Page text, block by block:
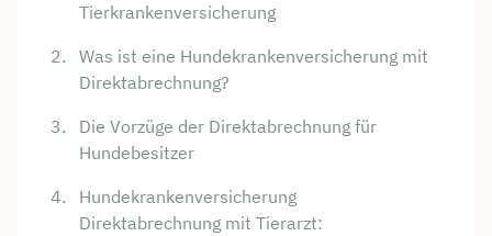
Tierkrankenversicherung
Was ist eine Hundekrankenversicherung mit
Direktabrechnung?
Die Vorzüge der Direktabrechnung für
Hundebesitzer
Hundekrankenversicherung
Direktabrechnung mit Tierarzt: